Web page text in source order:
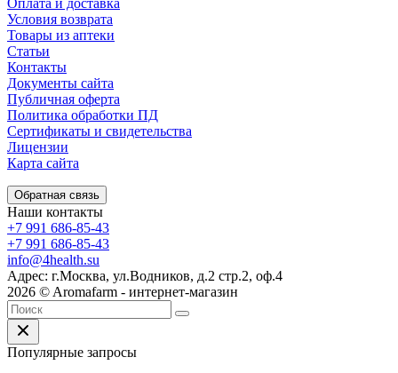
Условия возврата
Товары из аптеки
Статьи
Контакты
Документы сайта
Публичная оферта
Политика обработки ПД
Сертификаты и свидетельства
Лицензии
Карта сайта
Обратная связь
Наши контакты
+7 991 686-85-43
+7 991 686-85-43
info@4health.su
Адрес: г.Москва, ул.Водников, д.2 стр.2, оф.4
2026 © Aromafarm - интернет-магазин
Популярные запросы